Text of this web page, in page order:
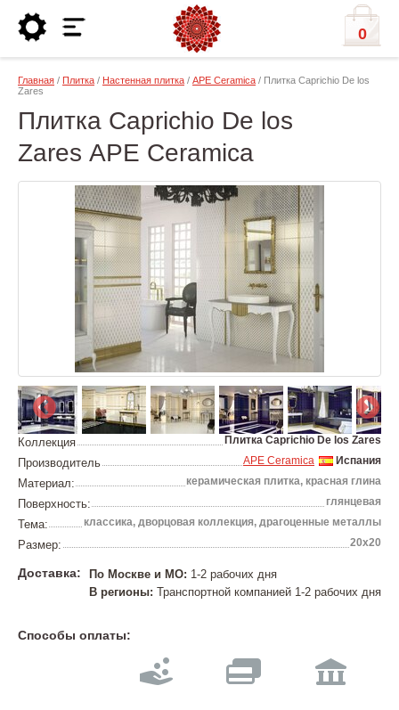
0
Главная / Плитка / Настенная плитка / APE Ceramica / Плитка Caprichio De los
Zares
Плитка Caprichio De los
Zares APE Ceramica
Коллекция Плитка Caprichio De los Zares
Производитель Испания
APE Ceramica
Материал: керамическая плитка, красная глина
Поверхность: глянцевая
Тема: классика, дворцовая коллекция, драгоценные металлы
Размер: 20х20
Доставка: По Москве и МО: 1-2 рабочих дня
В регионы: Транспортной компанией 1-2 рабочих дня
Способы оплаты: